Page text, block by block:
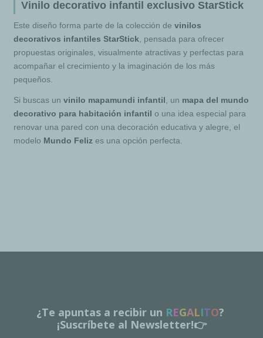
Vinilo decorativo infantil exclusivo StarStick
Este diseño forma parte de la colección devinilos
decorativos infantiles StarStick , pensada para ofrecer
propuestas originales, visualmente atractivas y perfectas para
acompañar el crecimiento y la imaginación de los más
pequeños.
Si buscas unvinilo mapamundi infantil , un mapa del mundo
decorativo para habitación infantil o una idea especial para
renovar una pared con una decoración educativa y alegre, el
modelo Mundo Feliz es una opción perfecta.
¿Te apuntas a recibir un REGALITO?
¡Suscríbete al Newsletter!👉